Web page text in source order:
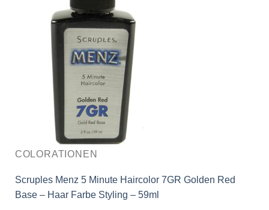
COLORATIONEN
Scruples Menz 5 Minute Haircolor 7GR Golden Red
Base – Haar Farbe Styling – 59ml